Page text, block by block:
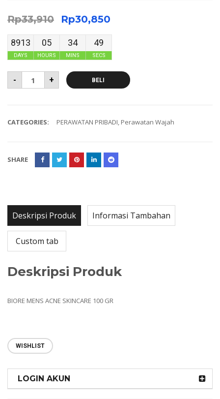
Rp33,910 Rp30,850
8913
DAYS
05
HOURS
34
MINS
49
SECS
- + BELI
CATEGORIES: PERAWATAN PRIBADI, Perawatan Wajah
SHARE
Deskripsi Produk Informasi Tambahan
Custom tab
Deskripsi Produk
BIORE MENS ACNE SKINCARE 100 GR
WISHLIST
LOGIN AKUN